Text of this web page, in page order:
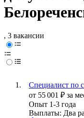
, 3 вакансии
Специалист по
от 55 001 ₽ за
Опыт 1-3 года
Выплаты: Два